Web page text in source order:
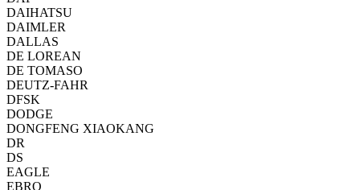
DAIHATSU
DAIMLER
DALLAS
DE LOREAN
DE TOMASO
DEUTZ-FAHR
DFSK
DODGE
DONGFENG XIAOKANG
DR
DS
EAGLE
EBRO